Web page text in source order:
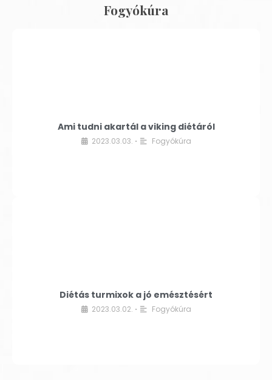
Fogyókúra
Ami tudni akartál a viking diétáról
2023.03.03. • Fogyókúra
Diétás turmixok a jó emésztésért
2023.03.02. • Fogyókúra